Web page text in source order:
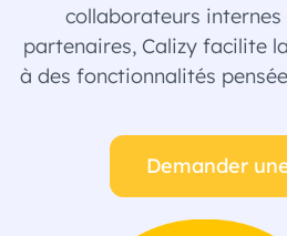
collaborateurs internes
partenaires, Calizy facilite
à des fonctionnalités
Demander